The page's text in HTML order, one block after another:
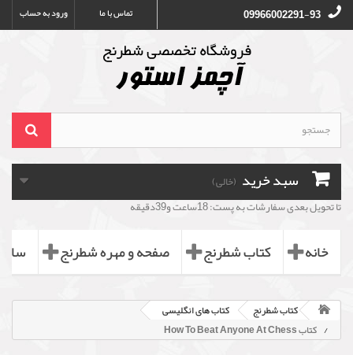
ورود به حساب تماس با ما 09966002291-93
سبد خرید (خالی)
تا تحویل بعدی سفارشات به پست: 18ساعت و39دقیقه
خانه کتاب شطرنج صفحه و مهره شطرنج
کتاب شطرنج
کتاب های انگلیسی
کتاب How To Beat Anyone At Chess